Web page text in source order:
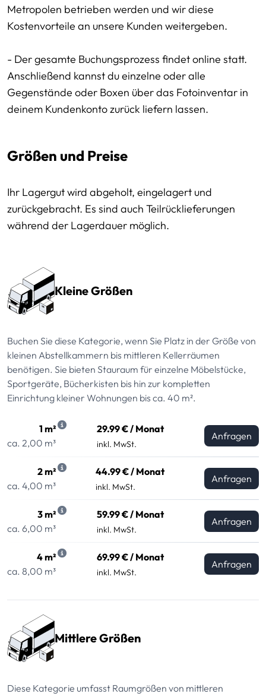
Metropolen betrieben werden und wir diese
Kostenvorteile an unsere Kunden weitergeben.
- Der gesamte Buchungsprozess findet online statt.
Anschließend kannst du einzelne oder alle
Gegenstände oder Boxen über das Fotoinventar in
deinem Kundenkonto zurück liefern lassen.
Größen und Preise
Ihr Lagergut wird abgeholt, eingelagert und
zurückgebracht. Es sind auch Teilrücklieferungen
während der Lagerdauer möglich.
Kleine Größen
Buchen Sie diese Kategorie, wenn Sie Platz in der Größe von
kleinen Abstellkammern bis mittleren Kellerräumen
benötigen. Sie bieten Stauraum für einzelne Möbelstücke,
Sportgeräte, Bücherkisten bis hin zur kompletten
Einrichtung kleiner Wohnungen bis ca. 40 m².
1 m²
ca. 2,00 m³
29.99 € / Monat
inkl. MwSt.
Anfragen
2 m²
ca. 4,00 m³
44.99 € / Monat
inkl. MwSt.
Anfragen
3 m²
ca. 6,00 m³
59.99 € / Monat
inkl. MwSt.
Anfragen
4 m²
ca. 8,00 m³
69.99 € / Monat
inkl. MwSt.
Anfragen
Mittlere Größen
Diese Kategorie umfasst Raumgrößen von mittleren